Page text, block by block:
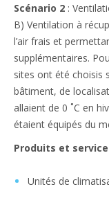
Scénario 2 :
B) Ventilation à
l’air frais et
supplémentaires.
sites ont été choisis
bâtiment, de
allaient de 0 ˚C en
étaient équipés du
Produits et
Unités de